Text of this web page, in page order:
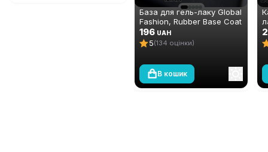
База для гель-лаку Global
Fashion, Rubber Base Coat
Without Chemicals 12 мл
196 UAH
5(134 оцінки)
В кошик